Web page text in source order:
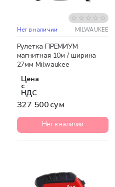
Нет в наличии MILWAUKEE
Рулетка ПРЕМИУМ
магнитная 10м / ширина
27мм Milwaukee
Цена
с
НДС
327 500 сум
Нет в наличии